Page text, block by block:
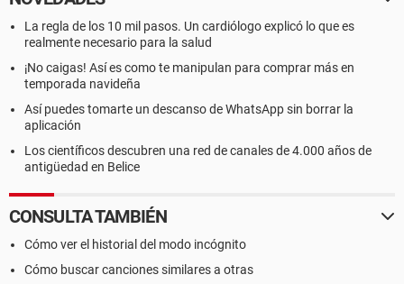
La regla de los 10 mil pasos. Un cardiólogo explicó lo que es
realmente necesario para la salud
¡No caigas! Así es como te manipulan para comprar más en
temporada navideña
Así puedes tomarte un descanso de WhatsApp sin borrar la
aplicación
Los científicos descubren una red de canales de 4.000 años de
antigüedad en Belice
CONSULTA TAMBIÉN
Cómo ver el historial del modo incógnito
Cómo buscar canciones similares a otras